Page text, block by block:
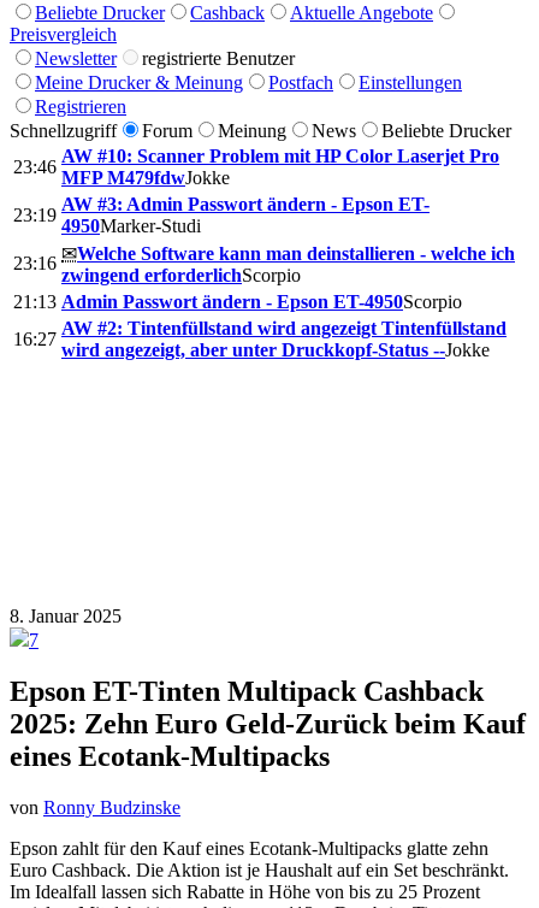
Beliebte Drucker
Cashback
Aktuelle Angebote
Preisvergleich
Newsletter
registrierte Benutzer
Meine Drucker & Meinung
Postfach
Einstellungen
Registrieren
Schnellzugriff
Forum Meinung News
Beliebte Drucker
23:46
AW #10: Scanner Problem mit HP Color Laserjet Pro
MFP M479fdwJokke
23:19
AW #3: Admin Passwort ändern - Epson ET-
4950Marker-Studi
23:16 ✉Welche Software kann man deinstallieren - welche ich
zwingend erforderlichScorpio
21:13 Admin Passwort ändern - Epson ET-4950Scorpio
16:27
AW #2: Tintenfüllstand wird angezeigt Tintenfüllstand
wird angezeigt, aber unter Druckkopf-Status --Jokke
8. Januar 2025
7
Epson ET-Tinten Multipack Cashback
2025: Zehn Euro Geld-Zurück beim Kauf
eines Ecotank-Multipacks
von Ronny Budzinske
Epson zahlt für den Kauf eines Ecotank-Multipacks glatte zehn
Euro Cashback. Die Aktion ist je Haushalt auf ein Set beschränkt.
Im Idealfall lassen sich Rabatte in Höhe von bis zu 25 Prozent